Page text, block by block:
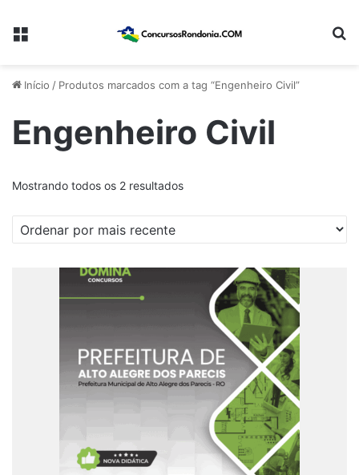
Menu
Início / Produtos marcados com a tag “Engenheiro Civil”
Engenheiro Civil
Mostrando todos os 2 resultadosClassificado
por
mais
recente